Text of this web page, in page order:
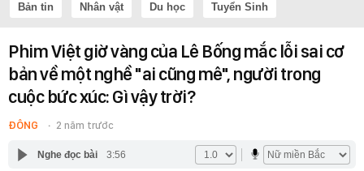
Bản tin Nhân vật Du học Tuyển Sinh
Phim Việt giờ vàng của Lê Bống mắc lỗi sai cơ
bản về một nghề "ai cũng mê", người trong
cuộc bức xúc: Gì vậy trời?
ĐÔNG 2 năm trước
Nghe đọc bài 3:56